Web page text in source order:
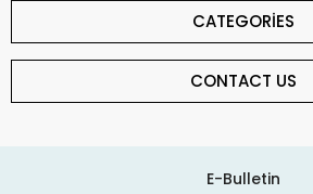
CATEGORİES
CONTACT US
E-Bulletin